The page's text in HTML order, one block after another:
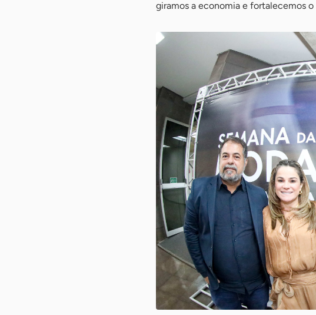
giramos a economia e fortalecemos o